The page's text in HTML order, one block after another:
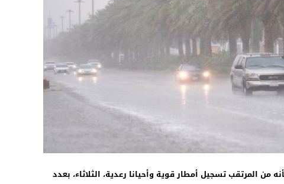
من المرتقب تسجيل أمطار قوية وأحيانا رعدية، الثلاثاء، بعدد